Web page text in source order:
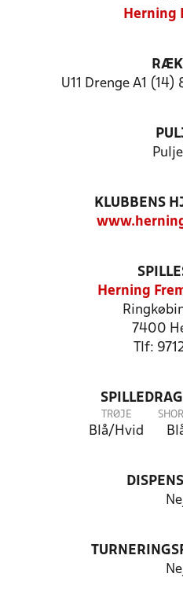
Herning
U11 Drenge A1
KLUBBENS
Herning
7400
Tlf:
TRØJE
Blå/Hvid